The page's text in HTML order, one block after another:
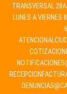
TRANSVERSAL
LUNES A VIERNES